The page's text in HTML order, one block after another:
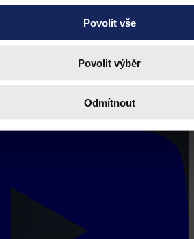
Povolit vše
Povolit výběr
Odmítnout